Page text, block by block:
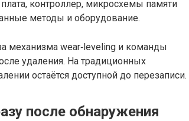
контроллер, микросхемы памяти
методы и оборудование.
механизма wear‑leveling и команды
удаления. На традиционных
остаётся доступной до перезаписи.
после обнаружения